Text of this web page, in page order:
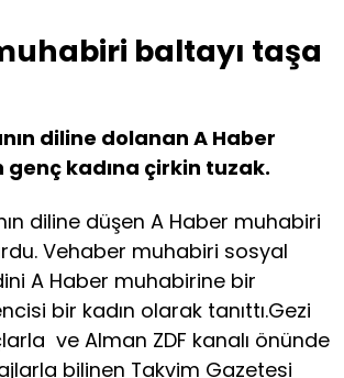
baltayı taşa
diline dolanan A Haber
kadına çirkin tuzak.
diline düşen A Haber muhabiri
Vehaber muhabiri sosyal
A Haber muhabirine bir
bir kadın olarak tanıttı.Gezi
ve Alman ZDF kanalı önünde
bilinen Takvim Gazetesi